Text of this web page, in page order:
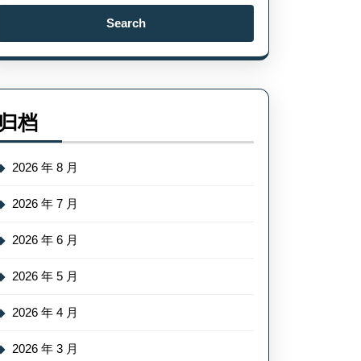
归档
2026 年 8 月
2026 年 7 月
2026 年 6 月
2026 年 5 月
2026 年 4 月
2026 年 3 月